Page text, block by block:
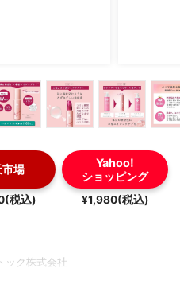
場
税込)
Yahoo!
ショッピング
¥1,980(税込)
ック株式会社